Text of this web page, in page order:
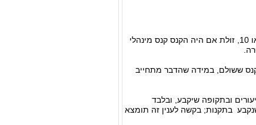
(א) קנס מינהלי ישולם תוך שישים ימים לאחר המצאת ההודעה על הטלתו לפי סעיף 8(א) או 10, זולת אם היה הקנס קנס מינהלי
יוחזר הקנס ששולם, במידה שהדבר מתחייב
ובתקופה שיקבע, ובלבד
בתקנות; בקשה לענין זה תומצא